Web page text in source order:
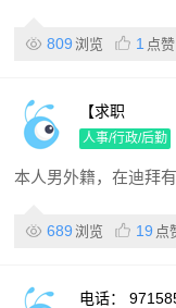
809 浏览 1 点赞
【求职
人事/行政/后勤
本人男外籍，在迪拜
689 浏览 19 点
电话：